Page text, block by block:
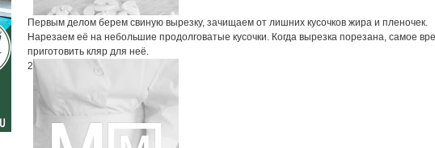
Первым делом берем свиную вырезку, зачищаем от лишних кусочков жира и пленочек.
Нарезаем её на небольшие продолговатые кусочки. Когда вырезка порезана, самое
приготовить кляр для неё.
2